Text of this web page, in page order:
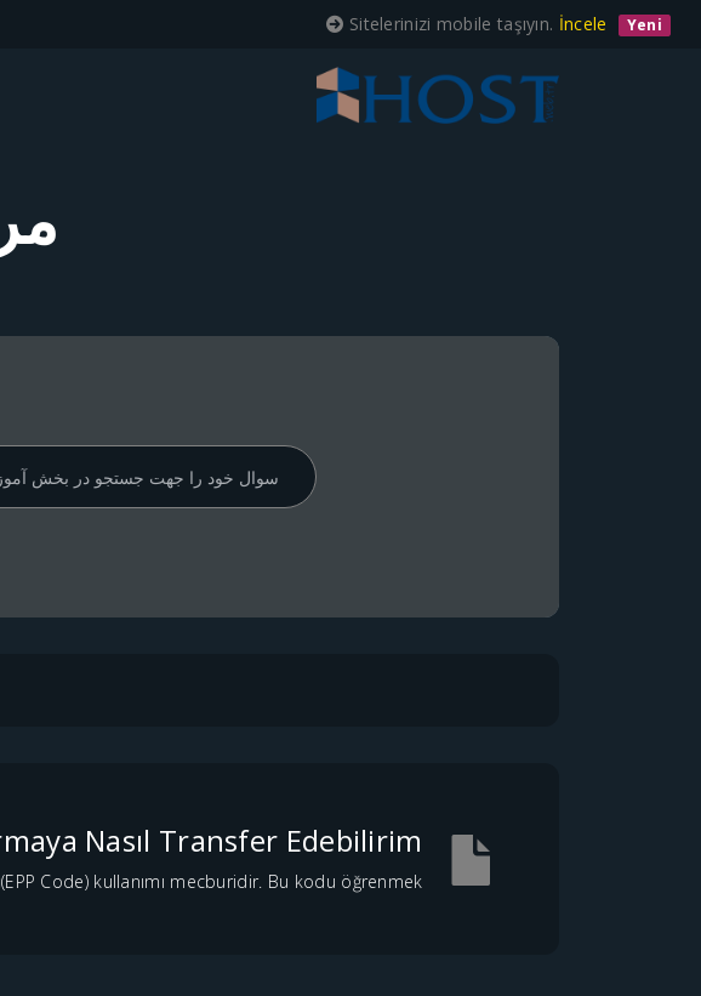
Yeni
Sitelerinizi mobile taşıyın. İncele
Nasıl Transfer Edebilirim?
Code) kullanımı mecburidir. Bu kodu öğrenmek...